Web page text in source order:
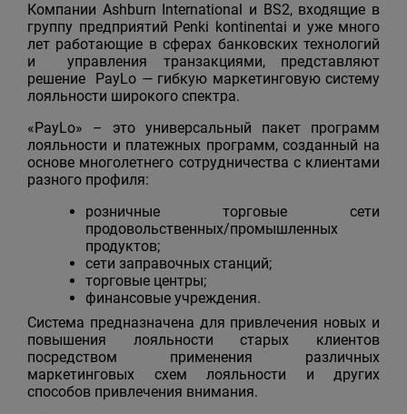
Компании Ashburn International и BS2, входящие в
группу предприятий Penki kontinentai и уже много
лет работающие в сферах банковских технологий
и управления транзакциями, представляют
решение PayLo — гибкую маркетинговую систему
лояльности широкого спектра.
«PayLo» – это универсальный пакет программ
лояльности и платежных программ, созданный на
основе многолетнего сотрудничества с клиентами
разного профиля:
розничные торговые сети
продовольственных/промышленных
продуктов;
сети заправочных станций;
торговые центры;
финансовые учреждения.
Система предназначена для привлечения новых и
повышения лояльности старых клиентов
посредством применения различных
маркетинговых схем лояльности и других
способов привлечения внимания.